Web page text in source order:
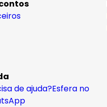
de ajuda?Esfera no